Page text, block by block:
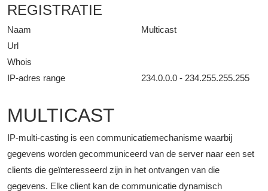
REGISTRATIE
Naam
Multicast
Url
Whois
IP-adres range
234.0.0.0 - 234.255.255.255
MULTICAST
IP-multi-casting is een communicatiemechanisme waarbij
gegevens worden gecommuniceerd van de server naar een set
clients die geïnteresseerd zijn in het ontvangen van die
gegevens. Elke client kan de communicatie dynamisch